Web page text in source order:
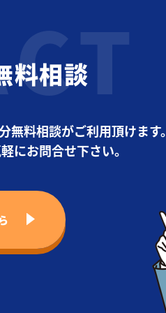
料相談
料相談がご利用頂けます。
にお問合せ下さい。